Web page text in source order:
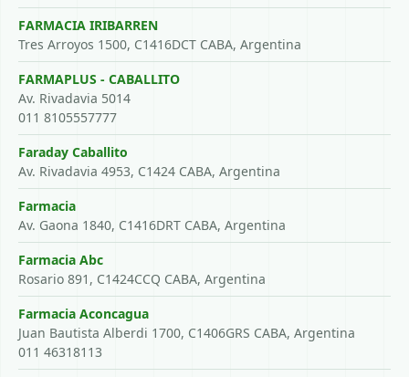
FARMACIA IRIBARREN
Tres Arroyos 1500, C1416DCT CABA, Argentina
FARMAPLUS - CABALLITO
Av. Rivadavia 5014
011 8105557777
Faraday Caballito
Av. Rivadavia 4953, C1424 CABA, Argentina
Farmacia
Av. Gaona 1840, C1416DRT CABA, Argentina
Farmacia Abc
Rosario 891, C1424CCQ CABA, Argentina
Farmacia Aconcagua
Juan Bautista Alberdi 1700, C1406GRS CABA, Argentina
011 46318113